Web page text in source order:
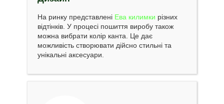
На ринку представлені Ева килимки різних
відтінків. У процесі пошиття виробу також
можна вибрати колір канта. Це дає
можливість створювати дійсно стильні та
унікальні аксесуари.